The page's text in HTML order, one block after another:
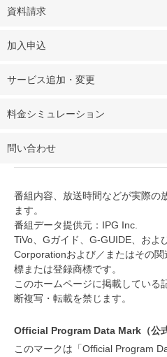
資料請求
加入申込
サービス追加・変更
料金シミュレーション
問い合わせ
番組内容、放送時間などが実際の
ます。
番組データ提供元：IPG Inc.
TiVo、Gガイド、G-GUIDE、およ
Corporationおよび／またはその
標または登録商標です。
このホームページに掲載している
断複写・転載を禁じます。
Official Program Data Mark（公
このマークは「Official Program